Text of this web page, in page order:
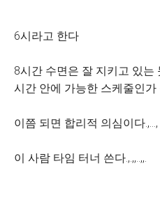
6시라고 한다
8시간 수면은 잘 지키고 있는
시간 안에 가능한 스케줄인가
이쯤 되면 합리적 의심이다.,...,
이 사람 타임 터너 쓴다.,.,,..,,.